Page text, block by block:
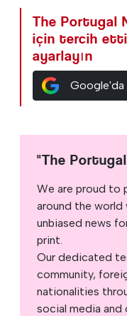
The Portugal
için tercih
ayarlayın
Google'da
"The
We are proud to
around the world
unbiased news
print.
Our dedicated
community,
nationalities
social media and